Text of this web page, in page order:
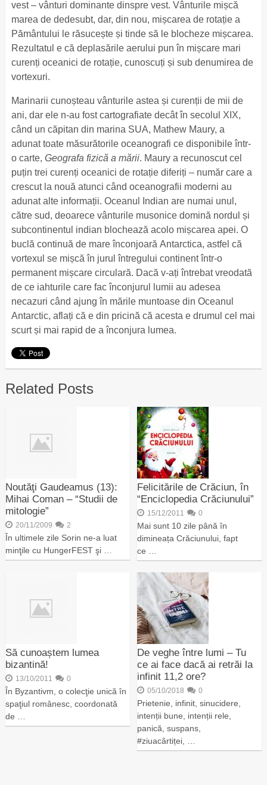
vest – vânturi dominante dinspre vest. Vânturile mișcă
marea de dedesubt, dar, din nou, mișcarea de rotație a
Pământului le răsucește și tinde să le blocheze mișcarea.
Rezultatul e că deplasările aerului pun în mișcare mari
curenți oceanici de rotație, cunoscuți și sub denumirea de
vortexuri.
Marinarii cunoșteau vânturile astea și curenții de mii de
ani, dar ele n-au fost cartografiate decât în secolul XIX,
când un căpitan din marina SUA, Mathew Maury, a
adunat toate măsurătorile oceanografi ce disponibile într-
o carte, Geografa fizică a mării. Maury a recunoscut cel
puțin trei curenți oceanici de rotație diferiți – număr care a
crescut la nouă atunci când oceanografii moderni au
adunat alte informații. Oceanul Indian are numai unul,
către sud, deoarece vânturile musonice domină nordul și
subcontinentul indian blochează acolo mișcarea apei. O
buclă continuă de mare înconjoară Antarctica, astfel că
vortexul se mișcă în jurul întregului continent într-o
permanent mișcare circulară. Dacă v-ați întrebat vreodată
de ce iahturile care fac înconjurul lumii au adesea
necazuri când ajung în mările muntoase din Oceanul
Antarctic, aflați că e din pricină că acesta e drumul cel mai
scurt și mai rapid de a înconjura lumea.
Related Posts
Noutăţi Gaudeamus (13):
Mihai Coman – “Studii de
mitologie”
20/11/2009 2
În ultimele zile Sorin ne-a luat
minţile cu HungerFEST şi …
Felicitările de Crăciun, în
“Enciclopedia Crăciunului”
15/12/2011 0
Mai sunt 10 zile până în
dimineața Crăciunului, fapt
ce …
Să cunoaștem lumea
bizantină!
13/10/2011 0
În Byzantivm, o colecţie unică în
spaţiul românesc, coordonată
de …
De veghe între lumi – Tu
ce ai face dacă ai retrăi la
infinit 11,2 ore?
05/10/2018 0
Prietenie, infinit, sinucidere,
intenții bune, intenții rele,
panică, suspans,
#ziuacârtiței, …